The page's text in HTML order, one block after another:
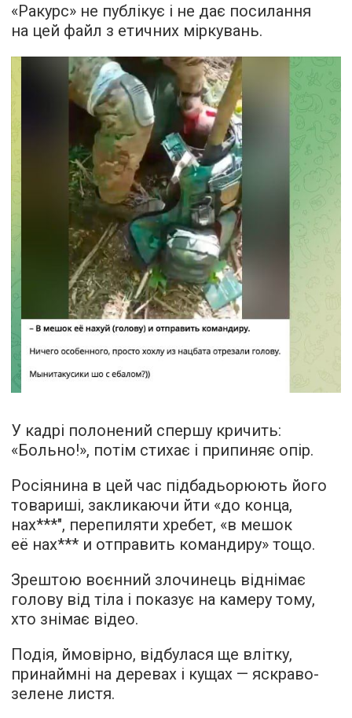
«Ракурс» не публікує і не дає посилання
на цей файл з етичних міркувань.
У кадрі полонений спершу кричить:
«Больно!», потім стихає і припиняє опір.
Росіянина в цей час підбадьорюють його
товариші, закликаючи йти «до конца,
нах***", перепиляти хребет, «в мешок
её нах*** и отправить командиру» тощо.
Зрештою воєнний злочинець віднімає
голову від тіла і показує на камеру тому,
хто знімає відео.
Подія, ймовірно, відбулася ще влітку,
принаймні на деревах і кущах — яскраво-
зелене листя.